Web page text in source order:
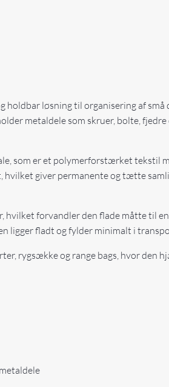
holdbar løsning til organisering af
metaldele som skruer, bolte,
som er et polymerforstærket tekstil
giver permanente og tætte
forvandler den flade måtte til
ligger fladt og fylder minimalt i
rygsække og range bags, hvor den